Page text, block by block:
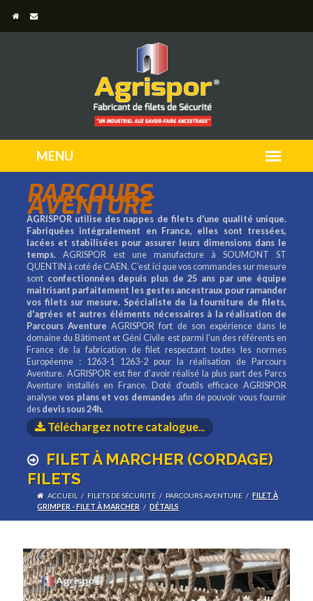
PARCOURS
AVENTURE
AGRISPOR utilise des nappes de filets d'une qualité unique.
Fabriquées intégralement en France, elles sont tressées,
lacées et stabilisées pour assurer leurs dimensions dans le
temps. AGRISPOR est une manufacture à SOUMONT ST
QUENTIN à coté de CAEN. C'est ici que vos commandes sur mesure
sont confectionnées depuis plus de 25 ans par une équipe
maitrisant parfaitement les gestes ancestraux pour ramander
vos filets sur mesure. Spécialiste de la fourniture de filets,
d'agrées et autres éléments nécessaires à la réalisation de
Parcours Aventure AGRISPOR fort de son expérience dans le
domaine du Bâtiment et Géni Civile est parmi l'un des référents en
France de la fabrication de filet respectant toutes les normes
Européenne : 1263-1 1263-2 pour la réalisation de Parcours
Aventure. AGRISPOR est fier d'avoir réalisé la plus part des Parcs
Aventure installés en France. Doté d'outils efficace AGRISPOR
analyse vos plans et vos demandes afin de pouvoir vous fournir
des devis sous 24h.
Téléchargez notre catalogue...
FILET À MARCHER (CORDAGE)
FILETS
ACCUEIL / FILETS DE SÉCURITÉ / PARCOURS AVENTURE / FILET À
GRIMPER - FILET À MARCHER / DÉTAILS